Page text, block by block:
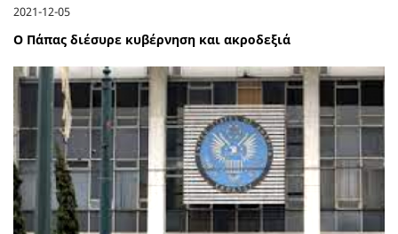
2021-12-05
Ο Πάπας διέσυρε κυβέρνηση και ακροδεξιά